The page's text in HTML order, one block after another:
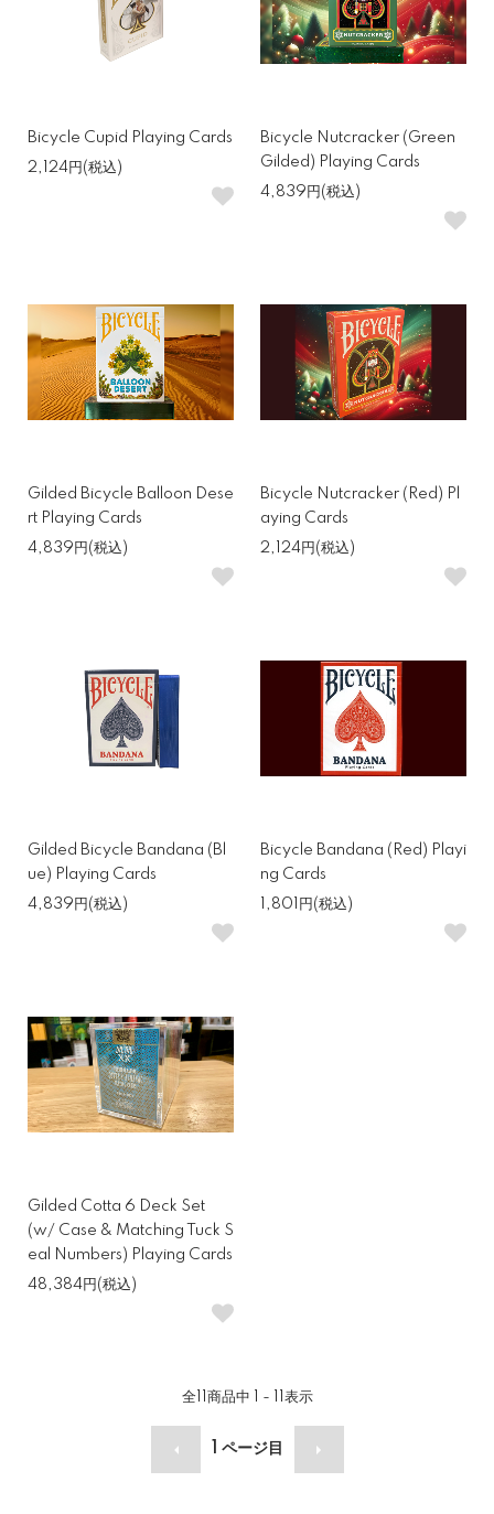
Bicycle Cupid Playing Cards
2,124円(税込)
Bicycle Nutcracker (Green
Gilded) Playing Cards
4,839円(税込)
Gilded Bicycle Balloon Dese
rt Playing Cards
4,839円(税込)
Bicycle Nutcracker (Red) Pl
aying Cards
2,124円(税込)
Gilded Bicycle Bandana (Bl
ue) Playing Cards
4,839円(税込)
Bicycle Bandana (Red) Playi
ng Cards
1,801円(税込)
Gilded Cotta 6 Deck Set
(w/ Case & Matching Tuck S
eal Numbers) Playing Cards
48,384円(税込)
全11 商品中 1 - 11 表示
ページ目